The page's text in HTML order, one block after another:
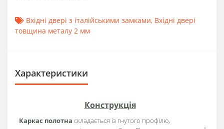
Вхідні двері з італійськими замками, Вхідні двері
товщина металу 2 мм
Характеристики
Конструкція
Каркас полотна складається із гнутого профілю,